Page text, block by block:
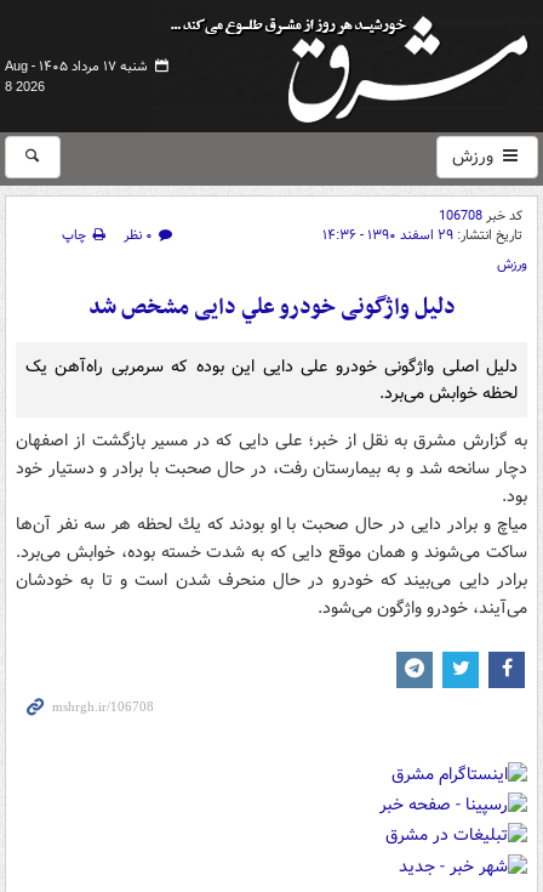
شنبه ۱۷ مرداد ۱۴۰۵ -
Aug
8 2026
ورزش
کد خبر106708
تاریخ انتشار: ۲۹ اسفند ۱۳۹۰ - ۱۴:۳۶ ۰ نظر
چاپ
ورزش
دلیل واژگونی خودرو علي دایی مشخص شد
دلیل اصلی واژگونی خودرو علی دایی این بوده که سرمربی راه‌آهن یک
لحظه خوابش می‌برد.
به گزارش مشرق به نقل از خبر؛ علی دایی كه در مسیر بازگشت از اصفهان
دچار سانحه شد و به بیمارستان رفت، در حال صحبت با برادر و دستیار خود
بود.
میاچ و برادر دایی در حال صحبت با او بودند كه یك لحظه هر سه نفر آن‌ها
ساكت می‌شوند و همان موقع دایی كه به شدت خسته بوده، خوابش می‌برد.
برادر دایی می‌بیند كه خودرو در حال منحرف شدن است و تا به خودشان
می‌آیند، خودرو واژگون می‌شود.